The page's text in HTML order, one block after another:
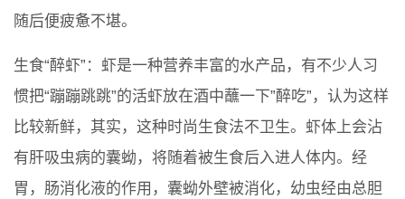
随后便疲惫不堪。
生食“醉虾”：虾是一种营养丰富的水产品，有不少人习
惯把“蹦蹦跳跳”的活虾放在酒中蘸一下”醉吃”，认为这样
比较新鲜，其实，这种时尚生食法不卫生。虾体上会沾
有肝吸虫病的囊蚴，将随着被生食后入进人体内。经
胃，肠消化液的作用，囊蚴外壁被消化，幼虫经由总胆